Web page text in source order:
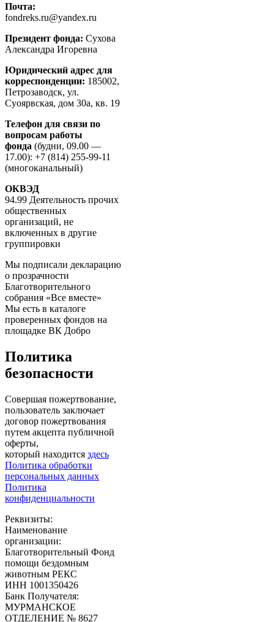
Почта:
fondreks.ru@yandex.ru
Президент фонда: Сухова
Александра Игоревна
Юридический адрес для
корреспонденции: 185002,
Петрозаводск, ул.
Суоярвская, дом 30а, кв. 19
Телефон для связи по
вопросам работы
фонда (будни, 09.00 —
17.00): +7 (814) 255-99-11
(многоканальный)
ОКВЭД
94.99 Деятельность прочих
общественных
организаций, не
включенных в другие
группировки
Мы подписали декларацию
о прозрачности
Благотворительного
собрания «Все вместе»
Мы есть в каталоге
проверенных фондов на
площадке ВК Добро
Политика
безопасности
Совершая пожертвование,
пользователь заключает
договор пожертвования
путем акцепта публичной
оферты,
который находится здесь
Политика обработки
персональных данных
Политика
конфиденциальности
Реквизиты:
Наименование
организации:
Благотворительный Фонд
помощи бездомным
животным РЕКС
ИНН 1001350426
Банк Получателя:
МУРМАНСКОЕ
ОТДЕЛЕНИЕ № 8627